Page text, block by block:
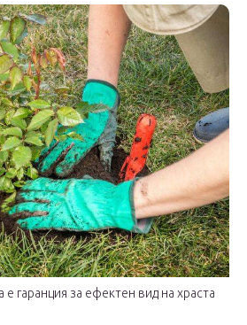
гаранция за ефектен вид на храста